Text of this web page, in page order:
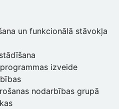
un funkcionālā stāvokļa
izveide
nodarbības grupā